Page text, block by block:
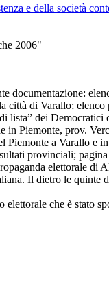
e della società
2006"
documentazione:
città di Varallo;
lista” dei
in Piemonte, prov.
Piemonte a Varallo e
provinciali;
elettorale
Il dietro le
elettorale che è stato